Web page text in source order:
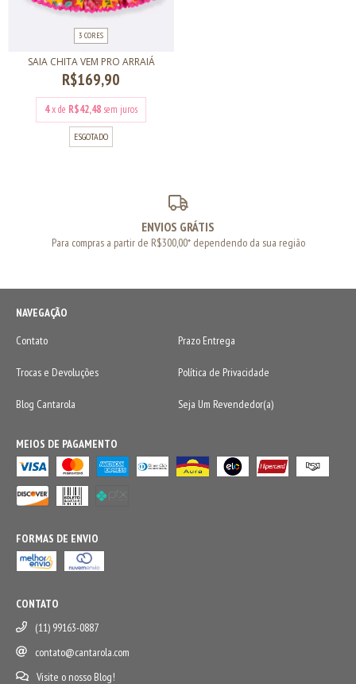
3 CORES
SAIA CHITA VEM PRO ARRAIÁ
R$169,90
4x de R$42,48 sem juros
ESGOTADO
ENVIOS GRÁTIS
Para compras a partir de R$300,00* dependendo da sua região
NAVEGAÇÃO
Contato
Prazo Entrega
Trocas e Devoluções Política de Privacidade
Blog Cantarola Seja Um Revendedor(a)
MEIOS DE PAGAMENTO
FORMAS DE ENVIO
CONTATO
(11) 99163-0887
contato@cantarola.com
Visite o nosso Blog!